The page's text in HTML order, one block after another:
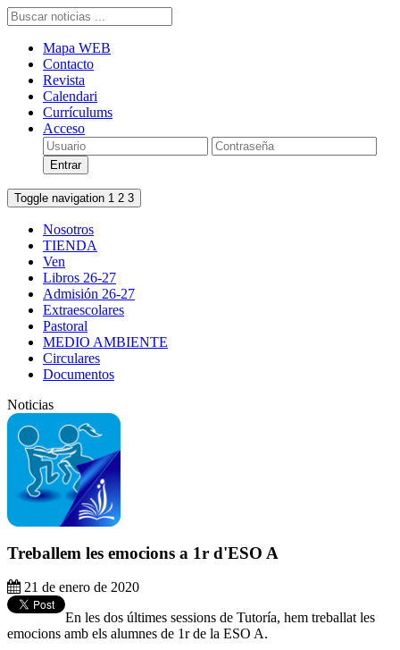
Mapa WEB
Contacto
Revista
Calendari
Currículums
Acceso
Toggle navigation 1 2 3
Nosotros
TIENDA
Ven
Libros 26-27
Admisión 26-27
Extraescolares
Pastoral
MEDIO AMBIENTE
Circulares
Documentos
Noticias
Treballem les emocions a 1r d'ESO A
21 de enero de 2020
En les dos últimes sessions de Tutoría, hem treballat les
emocions amb els alumnes de 1r de la ESO A.